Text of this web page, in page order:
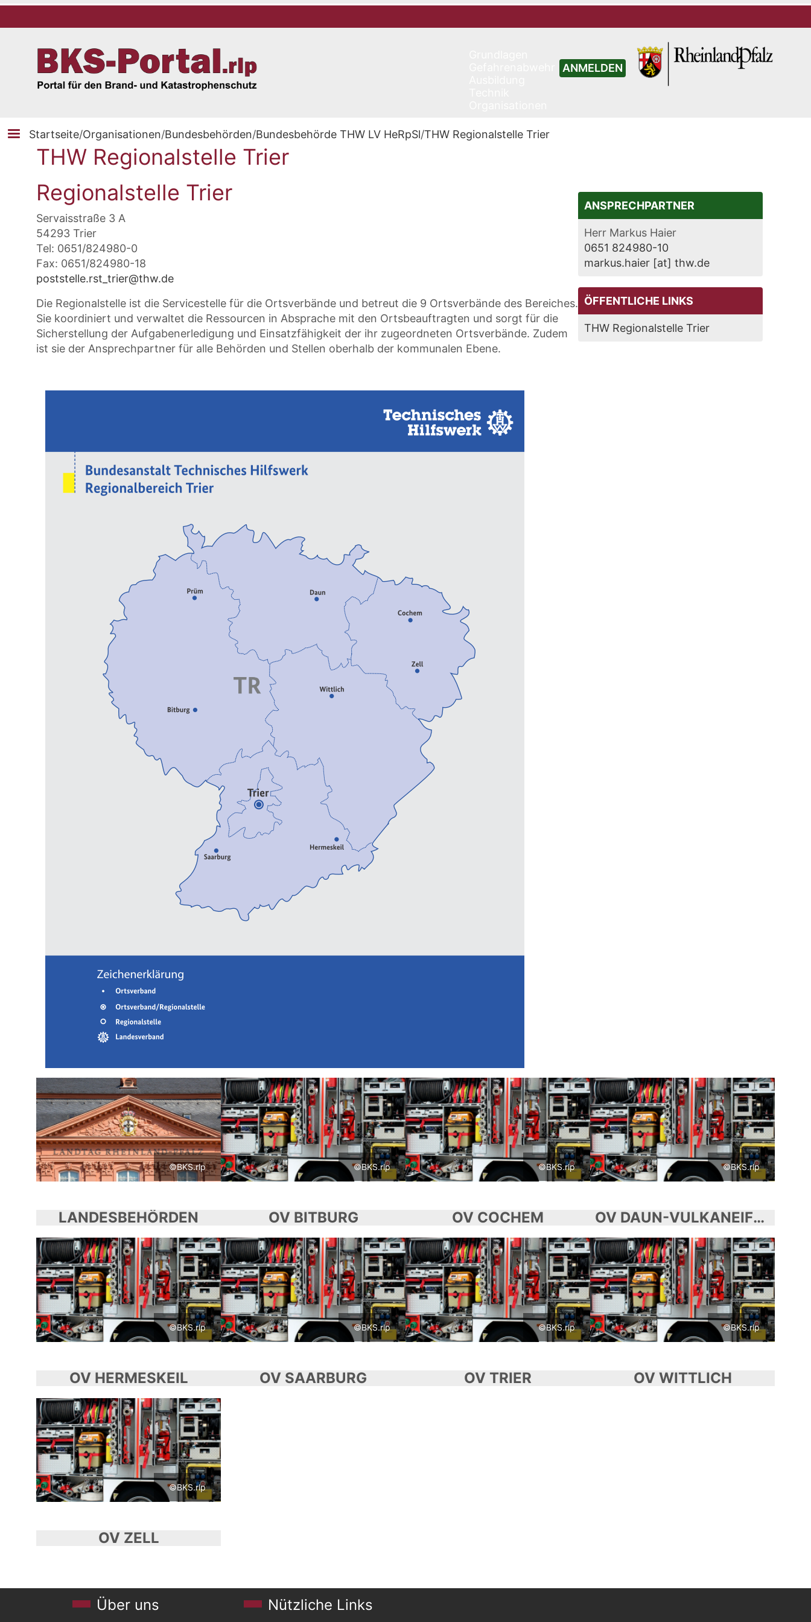
ANMELDEN
Startseite/Organisationen/Bundesbehörden/Bundesbehörde THW LV HeRpSl/THW Regionalstelle Trier
THW Regionalstelle Trier
Regionalstelle Trier
Servaisstraße 3 A
54293 Trier
Tel: 0651/824980-0
Fax: 0651/824980-18
poststelle.rst_trier@thw.de
Die Regionalstelle ist die Servicestelle für die Ortsverbände und betreut die 9 Ortsverbände des Bereiches.
Sie koordiniert und verwaltet die Ressourcen in Absprache mit den Ortsbeauftragten und sorgt für die
Sicherstellung der Aufgabenerledigung und Einsatzfähigkeit der ihr zugeordneten Ortsverbände. Zudem
ist sie der Ansprechpartner für alle Behörden und Stellen oberhalb der kommunalen Ebene.
ANSPRECHPARTNER
Herr Markus Haier
0651 824980-10
markus.haier [at] thw.de
ÖFFENTLICHE LINKS
THW Regionalstelle Trier
©BKS.rlp
LANDESBEHÖRDEN
©BKS.rlp
OV BITBURG
©BKS.rlp
OV COCHEM
©BKS.rlp
OV DAUN-VULKANEIFEL
©BKS.rlp
OV HERMESKEIL
©BKS.rlp
OV SAARBURG
©BKS.rlp
OV TRIER
©BKS.rlp
OV WITTLICH
©BKS.rlp
OV ZELL
Über uns Nützliche Links